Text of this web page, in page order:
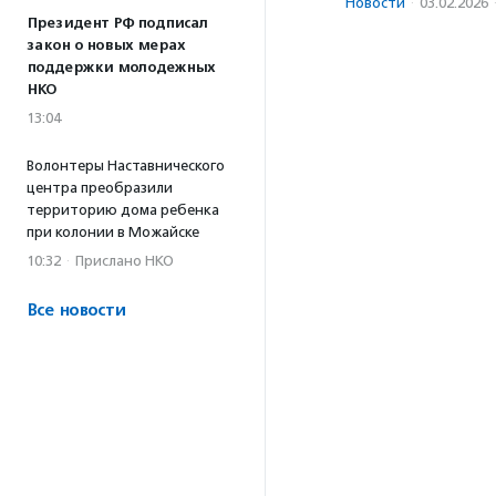
Президент РФ подписал
закон о новых мерах
поддержки молодежных
НКО
13:04
Волонтеры Наставнического
центра преобразили
территорию дома ребенка
при колонии в Можайске
10:32 · Прислано НКО
Все новости